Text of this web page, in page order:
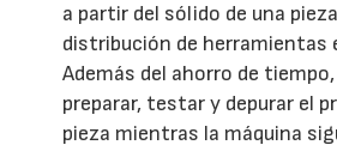
a partir del sólido de una
distribución de herramientas
Además del ahorro de
preparar, testar y depurar el
pieza mientras la máquina